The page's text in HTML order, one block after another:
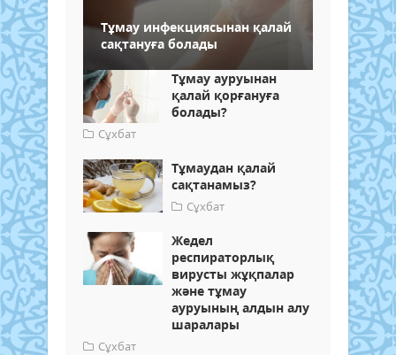
Тұмау инфекциясынан қалай
сақтануға болады
Тұмау ауруынан
қалай қорғануға
болады?
Сұхбат
Тұмаудан қалай
сақтанамыз?
Сұхбат
Жедел
респираторлық
вирусты жұқпалар
және тұмау
ауруының алдын алу
шаралары
Сұхбат